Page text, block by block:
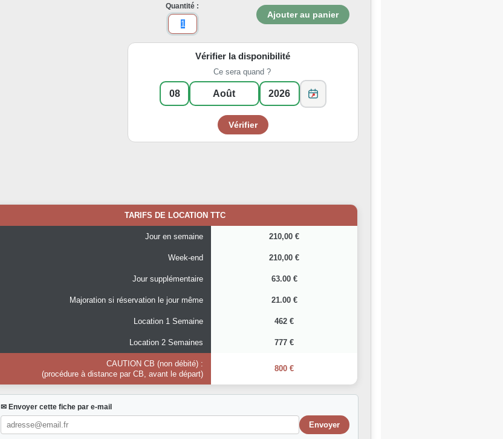
Quantité :
Vérifier la disponibilité
Ce sera quand ?
TARIFS DE LOCATION TTC
Jour en semaine 210,00 €
Week-end 210,00 €
Jour supplémentaire 63.00 €
Majoration si réservation le jour même 21.00 €
Location 1 Semaine 462 €
Location 2 Semaines 777 €
CAUTION CB (non débité) :
(procédure à distance par CB, avant le départ)
800 €
✉ Envoyer cette fiche par e-mail